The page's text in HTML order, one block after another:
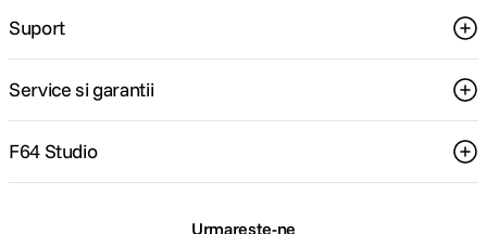
Suport
Service si garantii
F64 Studio
Urmareste-ne